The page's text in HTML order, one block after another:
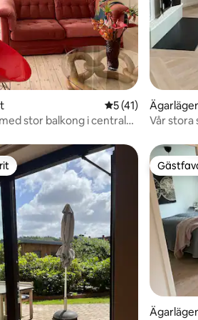
5 av 5 i
5 (41)
stor balkong i centrala
Vår stora